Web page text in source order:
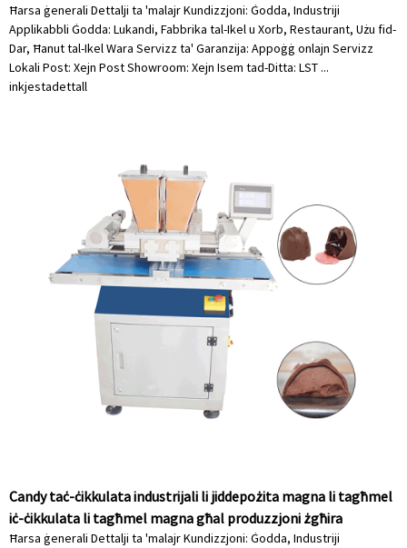
Ħarsa ġenerali Dettalji ta 'malajr Kundizzjoni: Ġodda, Industriji
Applikabbli Ġodda: Lukandi, Fabbrika tal-Ikel u Xorb, Restaurant, Użu fid-
Dar, Ħanut tal-Ikel Wara Servizz ta' Garanzija: Appoġġ onlajn Servizz
Lokali Post: Xejn Post Showroom: Xejn Isem tad-Ditta: LST ...
inkjestadettall
Candy taċ-ċikkulata industrijali li jiddepożita magna li tagħmel
iċ-ċikkulata li tagħmel magna għal produzzjoni żgħira
Ħarsa ġenerali Dettalji ta 'malajr Kundizzjoni: Ġodda, Industriji